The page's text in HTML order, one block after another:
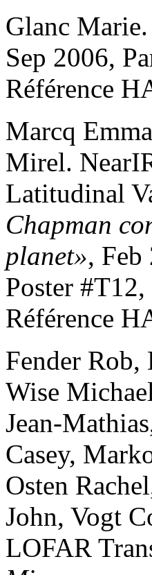
Glanc Marie.
Sep 2006,
Référence
Marcq
Mirel.
Latitudinal
Chapman
planet»,
Poster
Référence
Fender Rob,
Wise
Jean-Mathias
Casey,
Osten Rachel
John, Vogt
LOFAR